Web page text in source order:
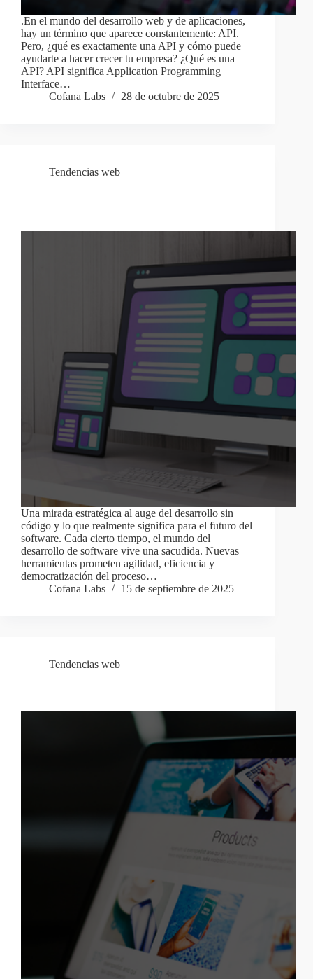
.En el mundo del desarrollo web y de aplicaciones,
hay un término que aparece constantemente: API.
Pero, ¿qué es exactamente una API y cómo puede
ayudarte a hacer crecer tu empresa? ¿Qué es una
API? API significa Application Programming
Interface…
Cofana Labs
28 de octubre de 2025
Tendencias web
Una mirada estratégica al auge del desarrollo sin
código y lo que realmente significa para el futuro del
software. Cada cierto tiempo, el mundo del
desarrollo de software vive una sacudida. Nuevas
herramientas prometen agilidad, eficiencia y
democratización del proceso…
Cofana Labs
15 de septiembre de 2025
Tendencias web